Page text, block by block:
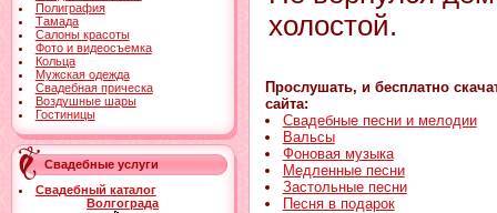
Полиграфия
Тамада
Салоны красоты
Фото и видеосъемка
Кольца
Мужская одежда
Свадебная прическа
Воздушные шары
Гостиницы
Свадебные услуги
Свадебный каталог
Волгограда
холостой.
Прослушать, и бесплатно
сайта:
Свадебные песни и мелодии
Вальсы
Фоновая музыка
Медленные песни
Застольные песни
Песня в подарок